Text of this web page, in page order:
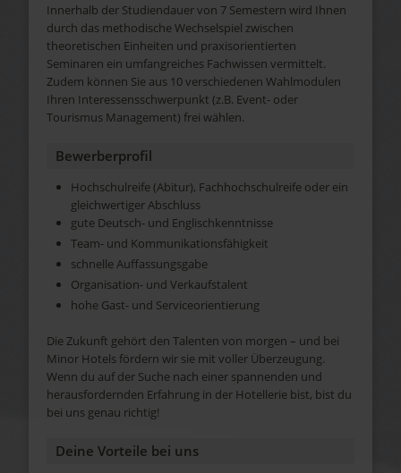
Innerhalb der Studiendauer von 7 Semestern wird Ihnen
durch das methodische Wechselspiel zwischen
theoretischen Einheiten und praxisorientierten
Seminaren ein umfangreiches Fachwissen vermittelt.
Zudem können Sie aus 10 verschiedenen Wahlmodulen
Ihren Interessensschwerpunkt (z.B. Event- oder
Tourismus Management) frei wählen.
Bewerberprofil
Hochschulreife (Abitur), Fachhochschulreife oder ein
gleichwertiger Abschluss
gute Deutsch- und Englischkenntnisse
Team- und Kommunikationsfähigkeit
schnelle Auffassungsgabe
Organisation- und Verkaufstalent
hohe Gast- und Serviceorientierung
Die Zukunft gehört den Talenten von morgen – und bei
Minor Hotels fördern wir sie mit voller Überzeugung.
Wenn du auf der Suche nach einer spannenden und
herausfordernden Erfahrung in der Hotellerie bist, bist du
bei uns genau richtig!
Deine Vorteile bei uns